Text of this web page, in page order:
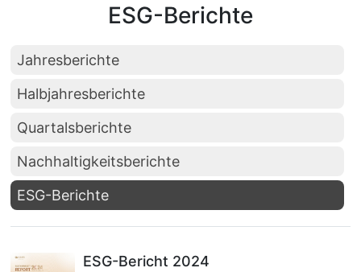
ESG-Berichte
Jahresberichte
Halbjahresberichte
Quartalsberichte
Nachhaltigkeitsberichte
ESG-Berichte
ESG-Bericht 2024